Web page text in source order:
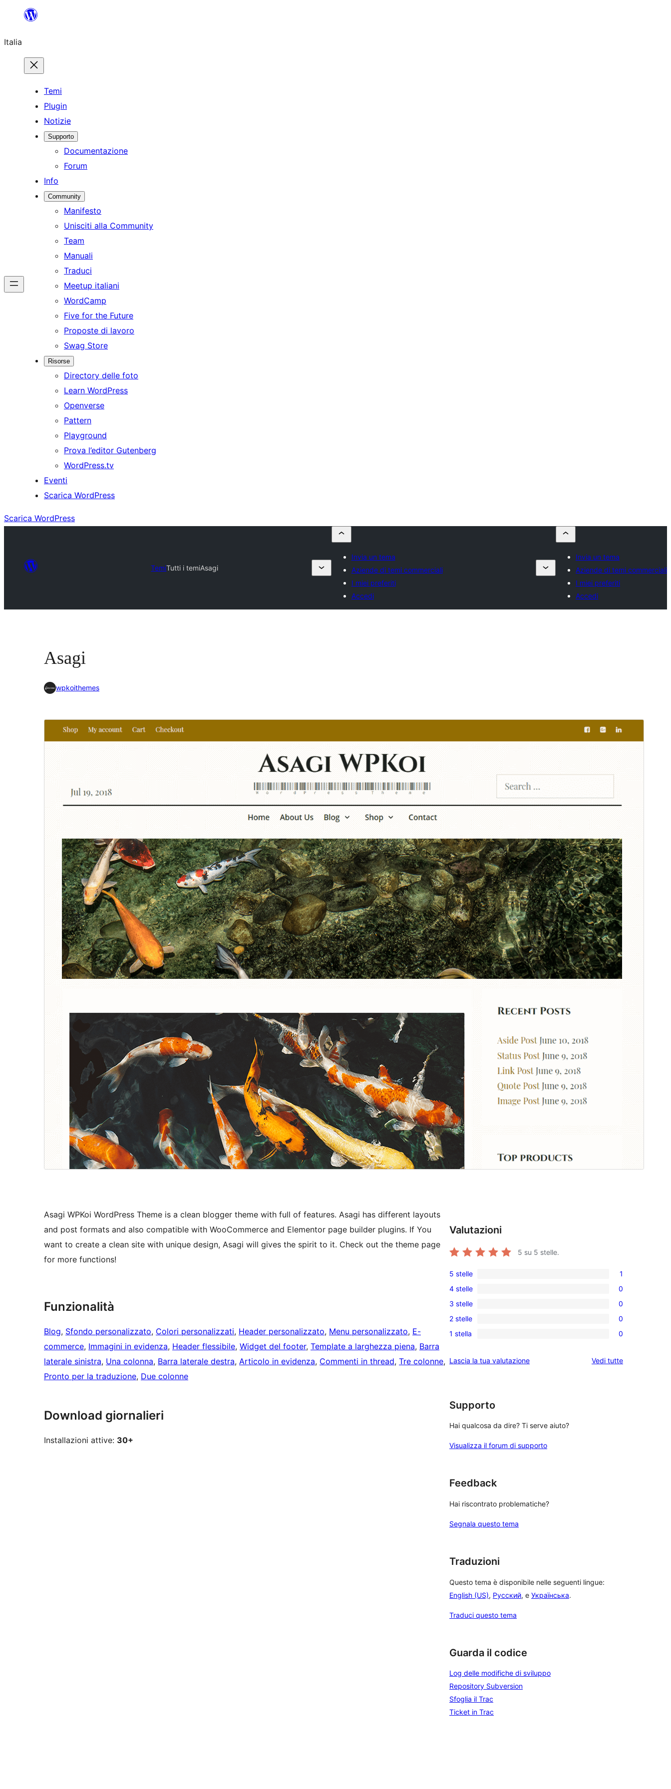
contenuto
Italia
Temi
Plugin
Notizie
Supporto
Documentazione
Forum
Info
Community
Manifesto
Unisciti alla Community
Team
Manuali
Traduci
Meetup italiani
WordCamp
Five for the Future
Proposte di lavoro
Swag Store
Risorse
Directory delle foto
Learn WordPress
Openverse
Pattern
Playground
Prova l’editor Gutenberg
WordPress.tv
Eventi
Scarica WordPress
Scarica WordPress
TemiTutti i temiAsagi
Invia un tema
Aziende di temi commerciali
I miei preferiti
Accedi
Invia un tema
Aziende di temi commerciali
I miei preferiti
Accedi
Asagi
wpkoithemes
Questo tema è gratuito, ma offre aggiornamenti e
Homepage del tema
Asagi WPKoi WordPress Theme is a clean blogger theme with full of features. Asagi has different layouts
and post formats and also compatible with WooCommerce and Elementor page builder plugins. If You
want to create a clean site with unique design, Asagi will gives the spirit to it. Check out the theme page
for more functions!
Funzionalità
Blog, Sfondo personalizzato, Colori personalizzati, Header personalizzato, Menu personalizzato, E-
commerce, Immagini in evidenza, Header flessibile, Widget del footer, Template a larghezza piena, Barra
laterale sinistra, Una colonna, Barra laterale destra, Articolo in evidenza, Commenti in thread, Tre colonne
Pronto per la traduzione, Due colonne
Download giornalieri
Installazioni attive: 30+
Valutazioni
5 su 5 stelle.
1
5-
recensioni
a
stelle
5 stelle 1
0
recensioni
a
4-
4 stelle 0
0
recensioni
a
stelle
3 stelle 0
0
recensioni
2-
2 stelle 0
0
a
1 stella 0
Lascia la tua valutazione Vedi tuttele
Supporto
Hai qualcosa da dire? Ti serve aiuto?
Visualizza il forum di supporto
Feedback
Hai riscontrato problematiche?
Segnala questo tema
Traduzioni
Questo tema è disponibile nelle seguenti lingue:
English (US), Русский, e Українська.
Traduci questo tema
Guarda il codice
Log delle modifiche di sviluppo
Repository Subversion
Sfoglia il Trac
Ticket in Trac